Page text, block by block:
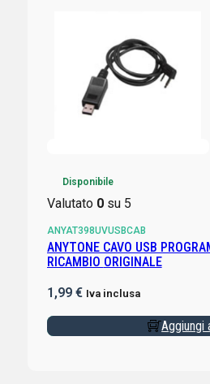
Disponibile
Valutato 0su 5
ANYAT398UVUSBCAB
ANYTONE CAVO USB
RICAMBIO ORIGINALE
1,99 € Iva inclusa
Aggiungi